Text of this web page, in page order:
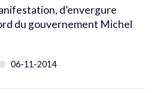
d’envergure
du gouvernement Michel
06-11-2014